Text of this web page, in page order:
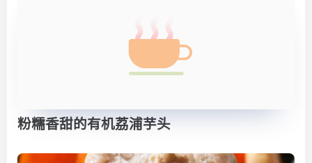
粉糯香甜的有机荔浦芋头